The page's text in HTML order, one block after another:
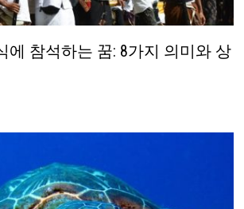
에 참석하는 꿈: 8가지 의미와 상